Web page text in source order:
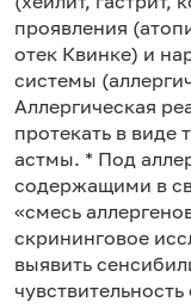
проявления
отек Квинке) и
системы
Аллергическая
протекать в виде
астмы. * Под
содержащими в
«смесь
скрининговое
выявить